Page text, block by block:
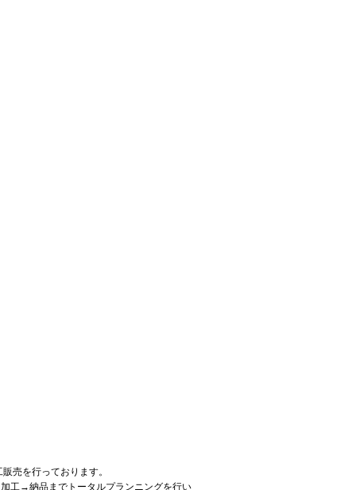
売を行っております。
工→納品までトータルプランニングを行い